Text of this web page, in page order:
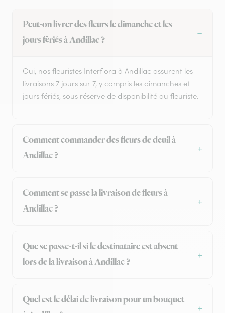
Peut-on livrer des fleurs le dimanche et les
jours fériés à Andillac ?
Oui, nos fleuristes Interflora à Andillac assurent les
livraisons 7 jours sur 7, y compris les dimanches et
jours fériés, sous réserve de disponibilité du fleuriste.
Comment commander des fleurs de deuil à
Andillac ?
Comment se passe la livraison de fleurs à
Andillac ?
Que se passe-t-il si le destinataire est absent
lors de la livraison à Andillac ?
Quel est le délai de livraison pour un bouquet